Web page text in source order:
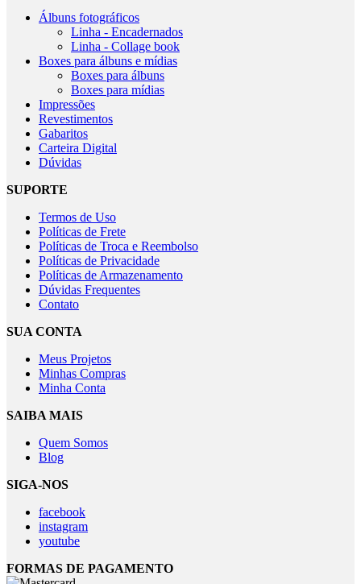
Álbuns fotográficos
Linha - Encadernados
Linha - Collage book
Boxes para álbuns e mídias
Boxes para álbuns
Boxes para mídias
Impressões
Revestimentos
Gabaritos
Carteira Digital
Dúvidas
SUPORTE
Termos de Uso
Políticas de Frete
Políticas de Troca e Reembolso
Políticas de Privacidade
Políticas de Armazenamento
Dúvidas Frequentes
Contato
SUA CONTA
Meus Projetos
Minhas Compras
Minha Conta
SAIBA MAIS
Quem Somos
Blog
SIGA-NOS
facebook
instagram
youtube
FORMAS DE PAGAMENTO